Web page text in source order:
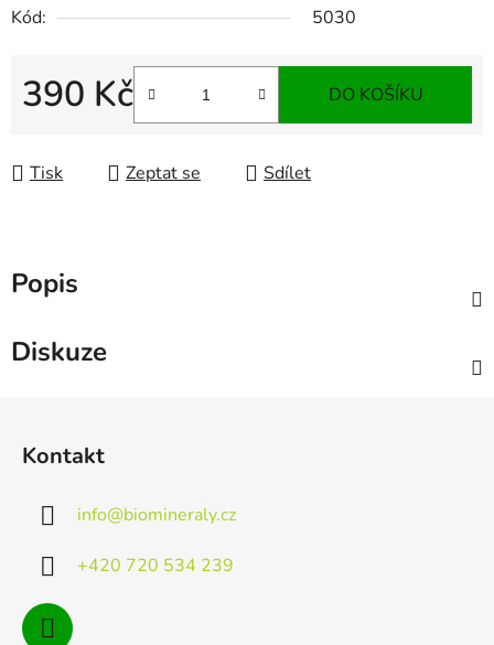
Kód:
5030
390 Kč DO KOŠÍKU
Tisk Zeptat se Sdílet
Popis
Diskuze
Kontakt
info@biomineraly.cz
+420 720 534 239